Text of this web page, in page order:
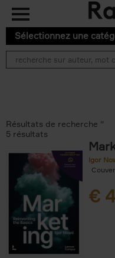
Aller au contenu principal
Sélectionnez une
Résultats de recherche ''
5 résultats
Igor
€